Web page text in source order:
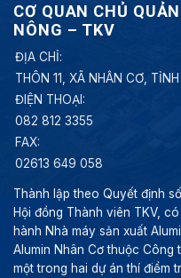
CƠ QUAN CHỦ
NÔNG – TKV
ĐỊA CHỈ:
THÔN 11, XÃ NHÂN CƠ,
ĐIỆN THOẠI:
082 812 3355
FAX:
02613 649 058
Thành lập theo Quyết định
Hội đồng Thành viên TKV,
hành Nhà máy sản xuất
Alumin Nhân Cơ thuộc Công
một trong hai dự án thí điểm